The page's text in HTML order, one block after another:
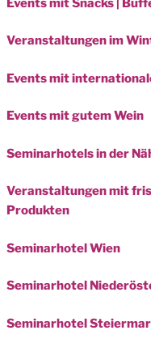
Veranstaltungen im
Events mit
Events mit gutem Wein
Seminarhotels in der
Veranstaltungen mit
Produkten
Seminarhotel Wien
Seminarhotel
Seminarhotel